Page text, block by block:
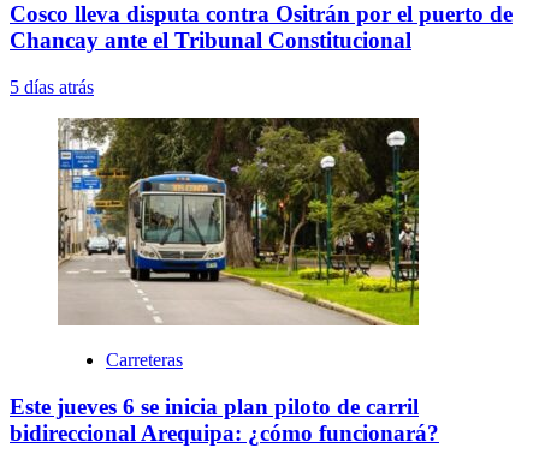
Cosco lleva disputa contra Ositrán por el puerto de
Chancay ante el Tribunal Constitucional
5 días atrás
Carreteras
Este jueves 6 se inicia plan piloto de carril
bidireccional Arequipa: ¿cómo funcionará?